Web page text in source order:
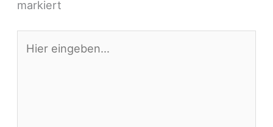
markiert
eingeben…